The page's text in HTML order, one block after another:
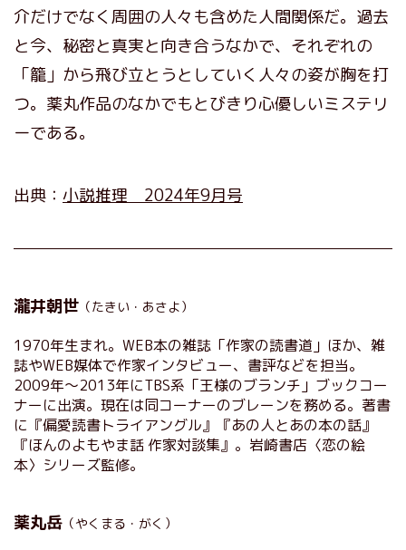
介だけでなく周囲の人々も含めた人間関係だ。過去
と今、秘密と真実と向き合うなかで、それぞれの
「籠」から飛び立とうとしていく人々の姿が胸を打
つ。薬丸作品のなかでもとびきり心優しいミステリ
ーである。
出典： 小説推理 2024年9月号
瀧井朝世 （たきい・あさよ）
1970年生まれ。WEB本の雑誌「作家の読書道」ほか、雑
誌やWEB媒体で作家インタビュー、書評などを担当。
2009年～2013年にTBS系「王様のブランチ」ブックコー
ナーに出演。現在は同コーナーのブレーンを務める。著書
に『偏愛読書トライアングル』『あの人とあの本の話』
『ほんのよもやま話 作家対談集』。岩崎書店〈恋の絵
本〉シリーズ監修。
薬丸岳 （やくまる・がく）